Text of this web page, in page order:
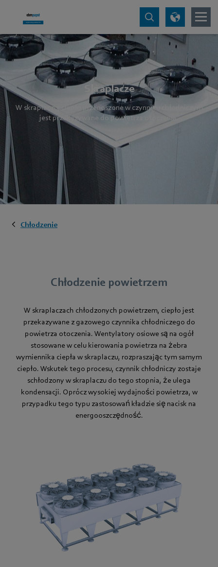
Skraplacze
W skraplaczu, ciepło przenoszone w czynniku chłodniczym
jest przekazywane do powietrza otoczenia.
Chłodzenie
Chłodzenie powietrzem
W skraplaczach chłodzonych powietrzem, ciepło jest
przekazywane z gazowego czynnika chłodniczego do
powietrza otoczenia. Wentylatory osiowe są na ogół
stosowane w celu kierowania powietrza na żebra
wymiennika ciepła w skraplaczu, rozpraszając tym samym
ciepło. Wskutek tego procesu, czynnik chłodniczy zostaje
schłodzony w skraplaczu do tego stopnia, że ulega
kondensacji. Oprócz wysokiej wydajności powietrza, w
przypadku tego typu zastosowań kładzie się nacisk na
energooszczędność.